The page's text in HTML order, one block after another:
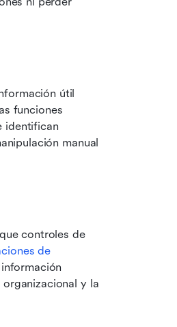
útil
funciones
identifican
manual
controles de
de
y la